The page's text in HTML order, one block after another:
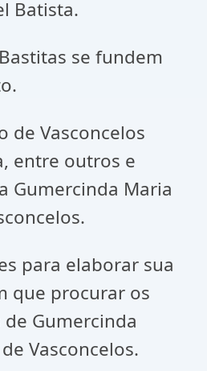
Batista.
se fundem
de Vasconcelos
entre outros e
Gumercinda Maria
para elaborar sua
que procurar os
Gumercinda
Vasconcelos.